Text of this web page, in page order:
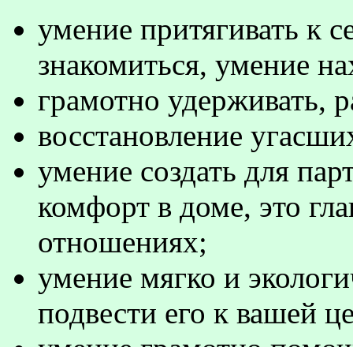
умение притягивать к
знакомиться, умение
грамотно удерживать,
восстановление
умение создать для
комфорт в доме, это
отношениях;
умение мягко и
подвести его к вашей